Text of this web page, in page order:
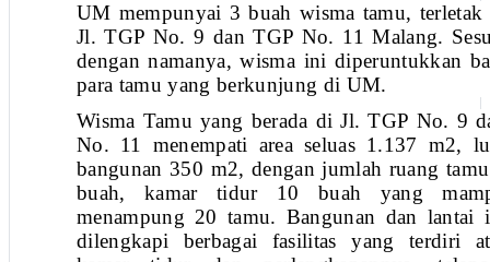
UM mempunyai 3 buah wisma tamu, terletak
Jl. TGP No. 9 dan TGP No. 11 Malang.
dengan namanya, wisma ini diperuntukkan
para tamu yang berkunjung di UM.
Wisma Tamu yang berada di Jl. TGP No. 9
No. 11 menempati area seluas 1.137 m2,
bangunan 350 m2, dengan jumlah ruang
buah, kamar tidur 10 buah yang
menampung 20 tamu. Bangunan dan lantai
dilengkapi berbagai fasilitas yang terdiri